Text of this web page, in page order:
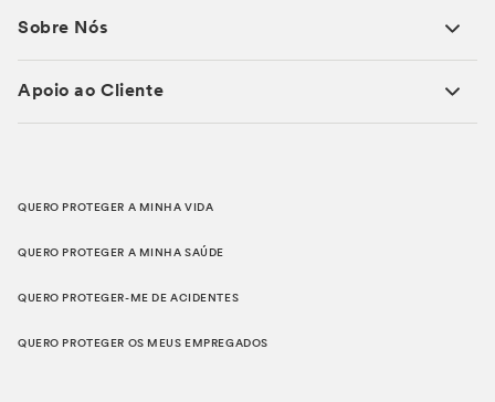
Sobre Nós
Apoio ao Cliente
QUERO PROTEGER A MINHA VIDA
QUERO PROTEGER A MINHA SAÚDE
QUERO PROTEGER-ME DE ACIDENTES
QUERO PROTEGER OS MEUS EMPREGADOS